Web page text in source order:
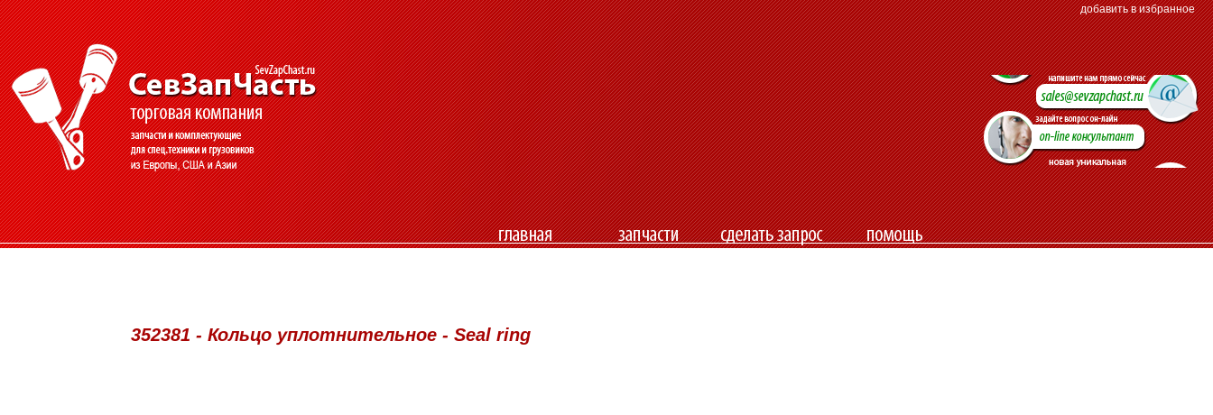
добавить в избранное
352381 - Кольцо уплотнительное - Seal ring